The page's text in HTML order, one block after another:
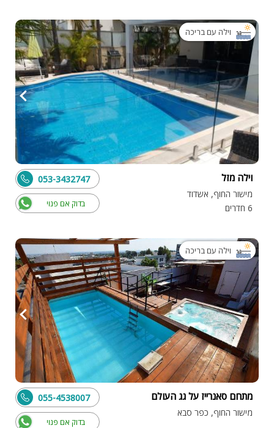
וילה עם בריכה
וילה מזל
מישור החוף, אשדוד
6 חדרים
בדוק אם פנוי
053-3432747
וילה עם בריכה
מתחם סאנרייז על גג העולם
מישור החוף, כפר סבא
בדוק אם פנוי
055-4538007